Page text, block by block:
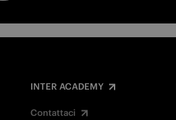
INTER ACADEMY
Contattaci